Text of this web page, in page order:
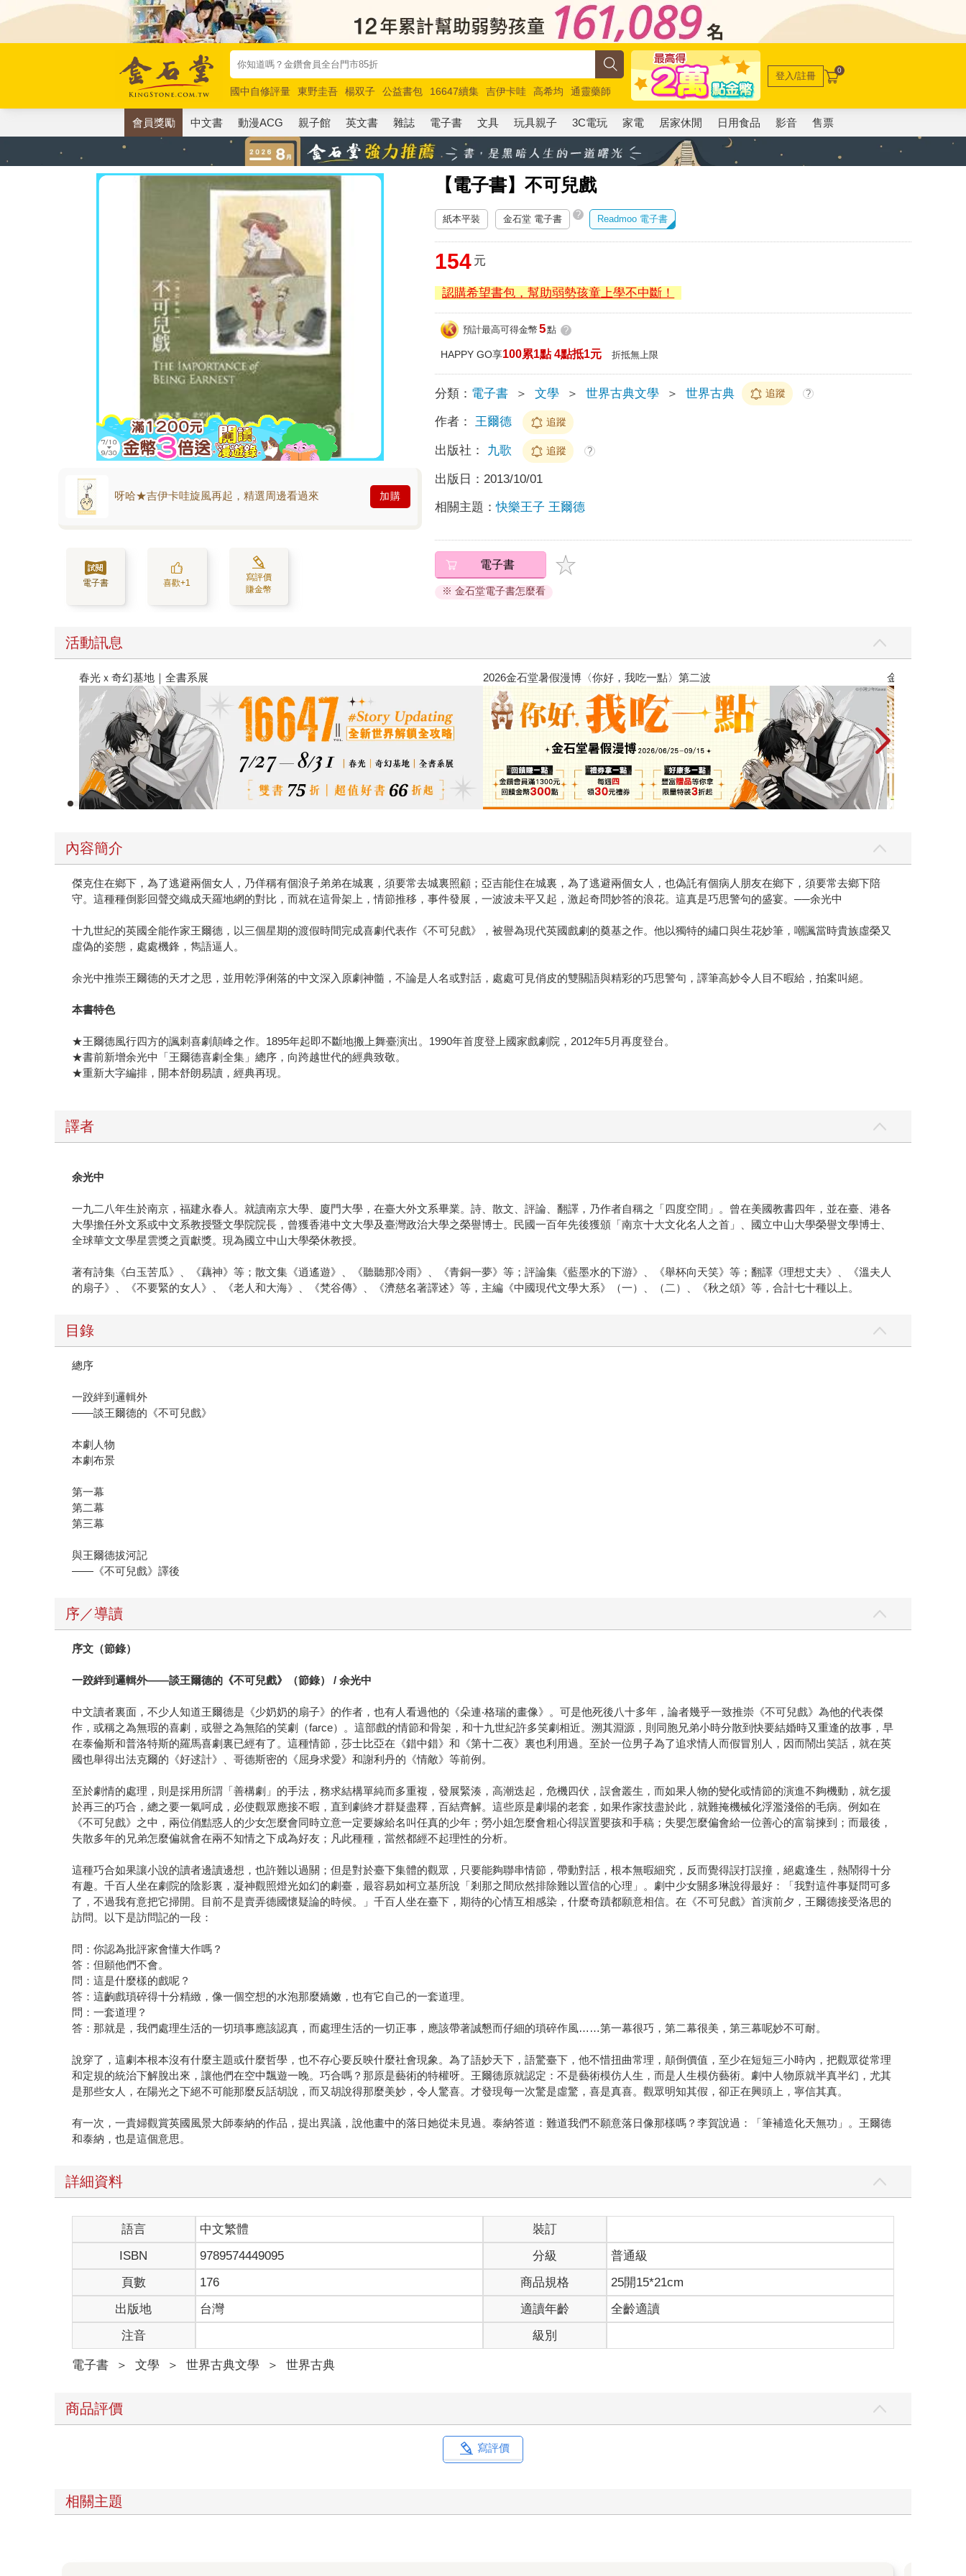
國中自修評量 東野圭吾 楊双子 公益書包 16647續集 吉伊卡哇 高希均
通靈藥師
唯紅花綻放
奧德賽 路邊攤新作 馬斯克 玩具總動員5 超慢跑
登入/註冊 0
會員獎勵 中文書 動漫ACG 親子館 英文書 雜誌 電子書 文具 玩具親子 3C電玩 家電 居家休閒 日用食品 影音 售票
【電子書】不可兒戲
呀哈★吉伊卡哇旋風再起，精選周邊看過來 加購
電子書 喜歡+1
寫評價
賺金幣
紙本平裝 金石堂 電子書 ? Readmoo 電子書
154 元
認購希望書包，幫助弱勢孩童上學不中斷！
預計最高可得金幣 5點 ?
HAPPY GO享100累1點 4點抵1元 折抵無上限
分類： 電子書 ＞ 文學 ＞ 世界古典文學 ＞ 世界古典 追蹤 ?
作者： 王爾德 追蹤
出版社： 九歌 追蹤 ?
出版日： 2013/10/01
相關主題：快樂王子 王爾德
電子書
※ 金石堂電子書怎麼看
活動訊息
春光ｘ奇幻基地｜全書系展 2026金石堂暑假漫博〈你好，我吃一點〉第二波 金石堂2026海
內容簡介
傑克住在鄉下，為了逃避兩個女人，乃佯稱有個浪子弟弟在城裏，須要常去城裏照顧；亞吉能住在城裏，為了逃避兩個女人，也偽託有個病人朋友在鄉下，須要常去鄉下陪
守。這種種倒影回聲交織成天羅地網的對比，而就在這骨架上，情節推移，事件發展，一波波未平又起，激起奇問妙答的浪花。這真是巧思警句的盛宴。──余光中
十九世紀的英國全能作家王爾德，以三個星期的渡假時間完成喜劇代表作《不可兒戲》，被譽為現代英國戲劇的奠基之作。他以獨特的繡口與生花妙筆，嘲諷當時貴族虛榮又
虛偽的姿態，處處機鋒，雋語逼人。
余光中推崇王爾德的天才之思，並用乾淨俐落的中文深入原劇神髓，不論是人名或對話，處處可見俏皮的雙關語與精彩的巧思警句，譯筆高妙令人目不暇給，拍案叫絕。
本書特色
★王爾德風行四方的諷刺喜劇顛峰之作。1895年起即不斷地搬上舞臺演出。1990年首度登上國家戲劇院，2012年5月再度登台。
★書前新增余光中「王爾德喜劇全集」總序，向跨越世代的經典致敬。
★重新大字編排，開本舒朗易讀，經典再現。
譯者
余光中
一九二八年生於南京，福建永春人。就讀南京大學、廈門大學，在臺大外文系畢業。詩、散文、評論、翻譯，乃作者自稱之「四度空間」。曾在美國教書四年，並在臺、港各
大學擔任外文系或中文系教授暨文學院院長，曾獲香港中文大學及臺灣政治大學之榮譽博士。民國一百年先後獲頒「南京十大文化名人之首」、國立中山大學榮譽文學博士、
全球華文文學星雲獎之貢獻獎。現為國立中山大學榮休教授。
著有詩集《白玉苦瓜》、《藕神》等；散文集《逍遙遊》、《聽聽那冷雨》、《青銅一夢》等；評論集《藍墨水的下游》、《舉杯向天笑》等；翻譯《理想丈夫》、《溫夫人
的扇子》、《不要緊的女人》、《老人和大海》、《梵谷傳》、《濟慈名著譯述》等，主編《中國現代文學大系》（一）、（二）、《秋之頌》等，合計七十種以上。
目錄
總序
一跤絆到邏輯外
——談王爾德的《不可兒戲》
本劇人物
本劇布景
第一幕
第二幕
第三幕
與王爾德拔河記
——《不可兒戲》譯後
序／導讀
序文（節錄）
一跤絆到邏輯外——談王爾德的《不可兒戲》（節錄） / 余光中
中文讀者裏面，不少人知道王爾德是《少奶奶的扇子》的作者，也有人看過他的《朵連‧格瑞的畫像》。可是他死後八十多年，論者幾乎一致推崇《不可兒戲》為他的代表傑
作，或稱之為無瑕的喜劇，或譽之為無陷的笑劇（farce）。這部戲的情節和骨架，和十九世紀許多笑劇相近。溯其淵源，則同胞兄弟小時分散到快要結婚時又重逢的故事，早
在泰倫斯和普洛特斯的羅馬喜劇裏已經有了。這種情節，莎士比亞在《錯中錯》和《第十二夜》裏也利用過。至於一位男子為了追求情人而假冒別人，因而鬧出笑話，就在英
國也舉得出法克爾的《好逑計》、哥德斯密的《屈身求愛》和謝利丹的《情敵》等前例。
至於劇情的處理，則是採用所謂「善構劇」的手法，務求結構單純而多重複，發展緊湊，高潮迭起，危機四伏，誤會叢生，而如果人物的變化或情節的演進不夠機動，就乞援
於再三的巧合，總之要一氣呵成，必使觀眾應接不暇，直到劇終才群疑盡釋，百結齊解。這些原是劇場的老套，如果作家技盡於此，就難掩機械化浮濫淺俗的毛病。例如在
《不可兒戲》之中，兩位俏黠惑人的少女怎麼會同時立意一定要嫁給名叫任真的少年；勞小姐怎麼會粗心得誤置嬰孩和手稿；失嬰怎麼偏會給一位善心的富翁揀到；而最後，
失散多年的兄弟怎麼偏就會在兩不知情之下成為好友；凡此種種，當然都經不起理性的分析。
這種巧合如果讓小說的讀者邊讀邊想，也許難以過關；但是對於臺下集體的觀眾，只要能夠聯串情節，帶動對話，根本無暇細究，反而覺得誤打誤撞，絕處逢生，熱鬧得十分
有趣。千百人坐在劇院的陰影裏，凝神觀照燈光如幻的劇臺，最容易如柯立基所說「剎那之間欣然排除難以置信的心理」。劇中少女關多琳說得最好：「我對這件事疑問可多
了，不過我有意把它掃開。目前不是賣弄德國懷疑論的時候。」千百人坐在臺下，期待的心情互相感染，什麼奇蹟都願意相信。在《不可兒戲》首演前夕，王爾德接受洛思的
訪問。以下是訪問記的一段：
問：你認為批評家會懂大作嗎？
答：但願他們不會。
問：這是什麼樣的戲呢？
答：這齣戲瑣碎得十分精緻，像一個空想的水泡那麼嬌嫩，也有它自己的一套道理。
問：一套道理？
答：那就是，我們處理生活的一切瑣事應該認真，而處理生活的一切正事，應該帶著誠懇而仔細的瑣碎作風……第一幕很巧，第二幕很美，第三幕呢妙不可耐。
說穿了，這劇本根本沒有什麼主題或什麼哲學，也不存心要反映什麼社會現象。為了語妙天下，語驚臺下，他不惜扭曲常理，顛倒價值，至少在短短三小時內，把觀眾從常理
和定規的統治下解脫出來，讓他們在空中飄遊一晚。巧合嗎？那原是藝術的特權呀。王爾德原就認定：不是藝術模仿人生，而是人生模仿藝術。劇中人物原就半真半幻，尤其
是那些女人，在陽光之下絕不可能那麼反話胡說，而又胡說得那麼美妙，令人驚喜。才發現每一次驚是虛驚，喜是真喜。觀眾明知其假，卻正在興頭上，寧信其真。
有一次，一貴婦觀賞英國風景大師泰納的作品，提出異議，說他畫中的落日她從未見過。泰納答道：難道我們不願意落日像那樣嗎？李賀說過：「筆補造化天無功」。王爾德
和泰納，也是這個意思。
詳細資料
語言 中文繁體
裝訂
ISBN
9789574449095 分級
普通級
頁數
176 商品規格
25開15*21cm
出版地
台灣 適讀年齡
全齡適讀
注音
級別
電子書 ＞ 文學 ＞ 世界古典文學 ＞ 世界古典
商品評價
寫評價
相關主題